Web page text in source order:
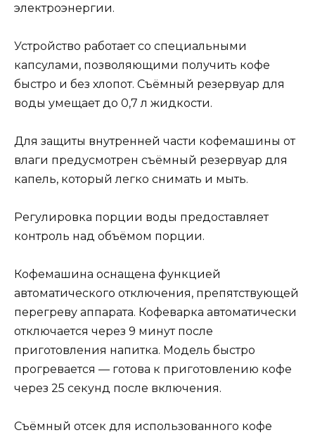
электроэнергии.
Устройство работает со специальными
капсулами, позволяющими получить кофе
быстро и без хлопот. Съёмный резервуар для
воды умещает до 0,7 л жидкости.
Для защиты внутренней части кофемашины от
влаги предусмотрен съёмный резервуар для
капель, который легко снимать и мыть.
Регулировка порции воды предоставляет
контроль над объёмом порции.
Кофемашина оснащена функцией
автоматического отключения, препятствующей
перегреву аппарата. Кофеварка автоматически
отключается через 9 минут после
приготовления напитка. Модель быстро
прогревается — готова к приготовлению кофе
через 25 секунд после включения.
Съёмный отсек для использованного кофе